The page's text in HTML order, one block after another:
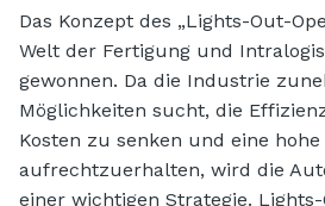
Das Konzept des „Lights-Out-
Welt der Fertigung und
gewonnen. Da die Industrie
Möglichkeiten sucht, die
Kosten zu senken und eine
aufrechtzuerhalten, wird die
einer wichtigen Strategie. Lights-